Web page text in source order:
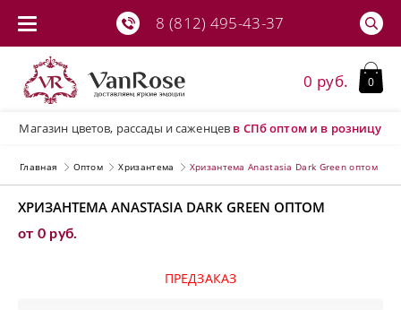
8 (812) 495-43-37
Магазин цветов, рассады и саженцев в СПбоптом и в розницу
0 руб. 0
Главная Оптом Хризантема Хризантема Anastasia Dark Green оптом
ХРИЗАНТЕМА ANASTASIA DARK GREEN ОПТОМ
от 0 руб.
ПРЕДЗАКАЗ